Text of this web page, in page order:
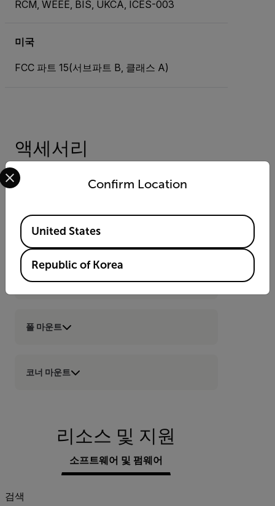
RCM, WEEE, BIS, UKCA, ICES-003
미국
FCC 파트 15(서브파트 B, 클래스 A)
액세서리
Side Conduit Adapter Kit (CM-SECA-
W4)
월 마운트
폴 마운트
코너 마운트
리소스 및 지원
소프트웨어 및 펌웨어
검색
Confirm Location
Select your preferred country and language from the
Available Locations
United States
Republic of Korea